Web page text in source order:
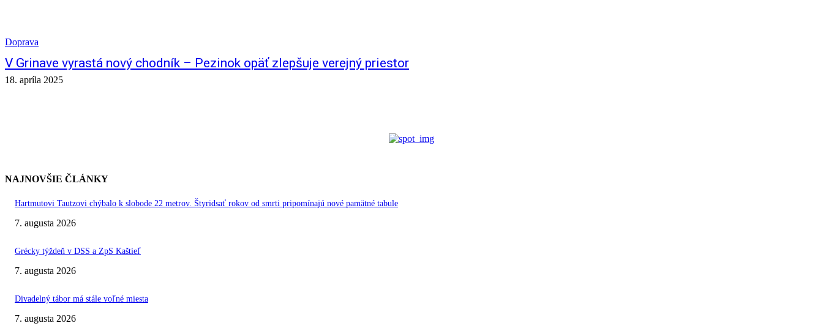
Doprava
V Grinave vyrastá nový chodník – Pezinok opäť zlepšuje verejný priestor
18. apríla 2025
NAJNOVŠIE ČLÁNKY
Hartmutovi Tautzovi chýbalo k slobode 22 metrov. Štyridsať rokov od smrti pripomínajú nové pamätné tabule
7. augusta 2026
Grécky týždeň v DSS a ZpS Kaštieľ
7. augusta 2026
Divadelný tábor má stále voľné miesta
7. augusta 2026